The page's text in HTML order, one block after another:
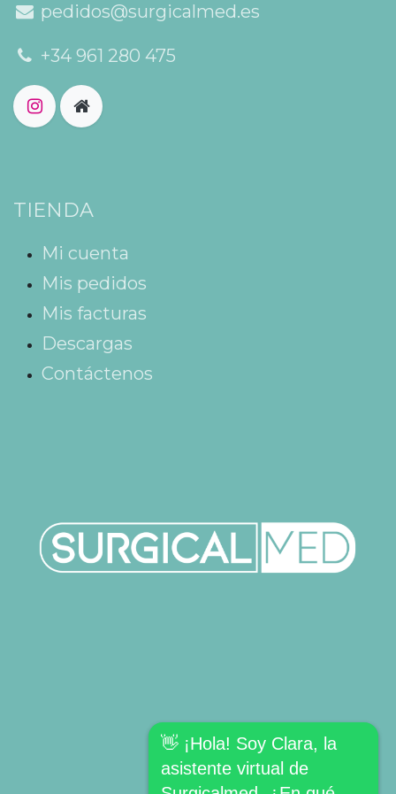
pedidos@surgicalmed.es
+34 961 280 475
TIENDA
Mi cuenta
Mis pedidos
Mis facturas
Descargas
Contáctenos
👋 ¡Hola! Soy Clara, la
asistente virtual de